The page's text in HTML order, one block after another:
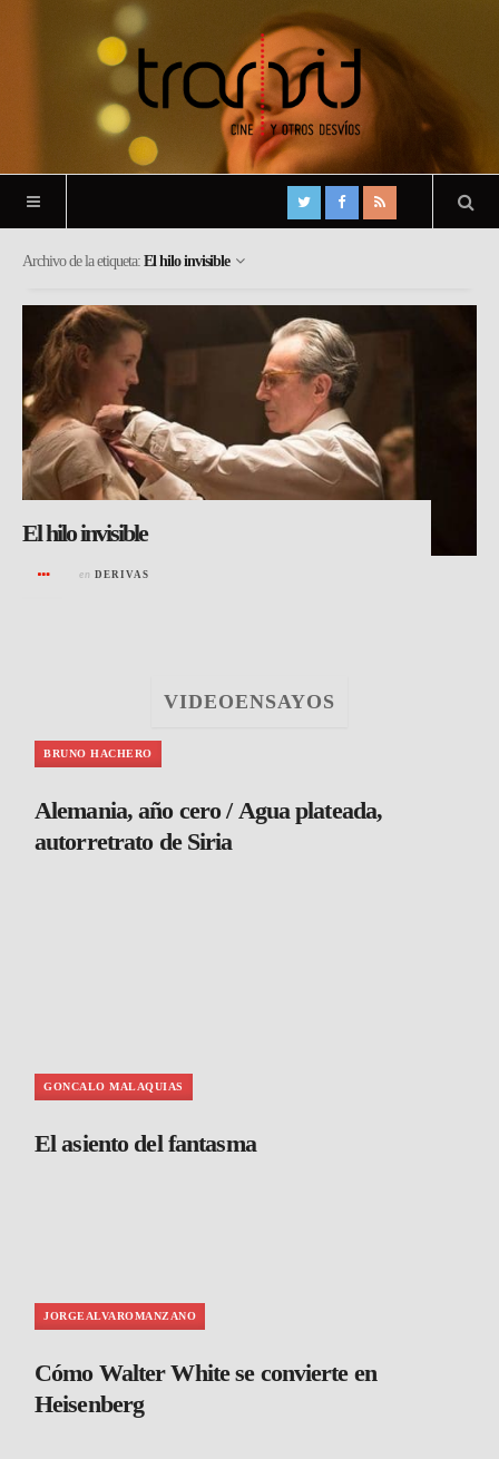
Archivo de la etiqueta: El hilo invisible
El hilo invisible
en DERIVAS
VIDEOENSAYOS
BRUNO HACHERO
Alemania, año cero / Agua plateada,
autorretrato de Siria
GONCALO MALAQUIAS
El asiento del fantasma
JORGEALVAROMANZANO
Cómo Walter White se convierte en
Heisenberg